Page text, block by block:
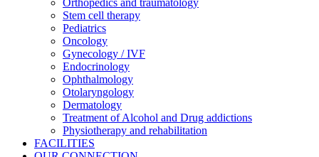
Stem cell therapy
Pediatrics
Oncology
Gynecology / IVF
Endocrinology
Ophthalmology
Otolaryngology
Dermatology
Treatment of Alcohol and Drug addictions
Physiotherapy and rehabilitation
FACILITIES